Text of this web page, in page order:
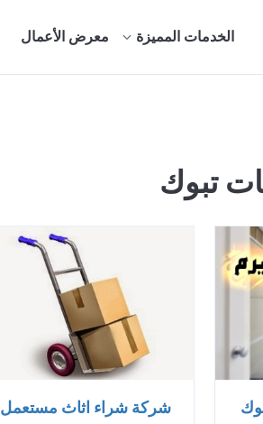
الخدمات المميزة معرض الأعمال
تبوك
شركة شراء اثاث مستعمل